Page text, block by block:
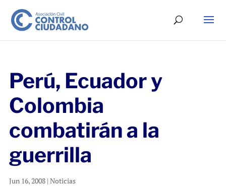
Perú, Ecuador y
Colombia
combatirán a la
guerrilla
Jun 16, 2008| Noticias